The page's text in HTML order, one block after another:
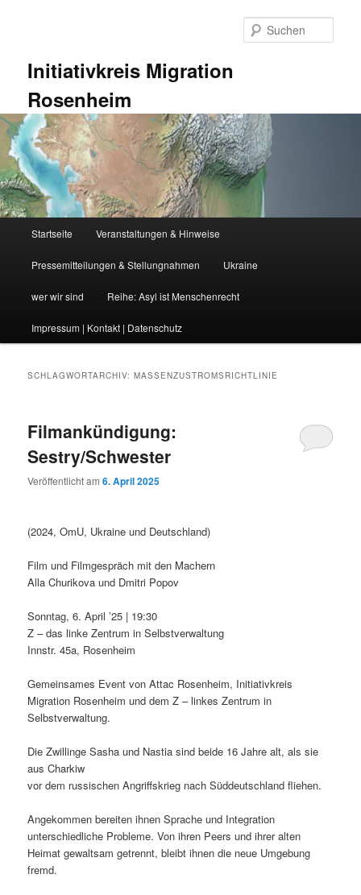
Initiativkreis Migration
Rosenheim
Startseite Veranstaltungen & Hinweise
Pressemitteilungen & Stellungnahmen Ukraine
wer wir sind Reihe: Asyl ist Menschenrecht
Impressum | Kontakt | Datenschutz
SCHLAGWORTARCHIV:MASSENZUSTROMSRICHTLINIE
Filmankündigung:
Sestry/Schwester
Veröffentlicht am6. April 2025
(2024, OmU, Ukraine und Deutschland)
Film und Filmgespräch mit den Machern
Alla Churikova und Dmitri Popov
Sonntag, 6. April ’25 | 19:30
Z – das linke Zentrum in Selbstverwaltung
Innstr. 45a, Rosenheim
Gemeinsames Event von Attac Rosenheim, Initiativkreis
Migration Rosenheim und dem Z – linkes Zentrum in
Selbstverwaltung.
Die Zwillinge Sasha und Nastia sind beide 16 Jahre alt, als sie
aus Charkiw
vor dem russischen Angriffskrieg nach Süddeutschland fliehen.
Angekommen bereiten ihnen Sprache und Integration
unterschiedliche Probleme. Von ihren Peers und ihrer alten
Heimat gewaltsam getrennt, bleibt ihnen die neue Umgebung
fremd.